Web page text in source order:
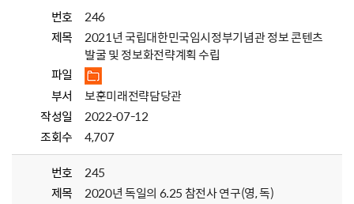
번호
246
제목
2021년 국립대한민국임시정부기념관 정보 콘텐츠
발굴 및 정보화전략계획 수립
파일
부서
보훈미래전략담당관
작성일
2022-07-12
조회수
4,707
번호
245
제목
2020년 독일의 6.25 참전사 연구(영, 독)